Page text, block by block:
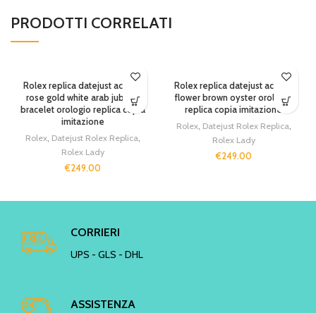
PRODOTTI CORRELATI
Rolex replica datejust acciaio
rose gold white arab jubilèè
bracelet orologio replica copia
imitazione
Rolex, Datejust Rolex Replica,
Rolex Lady
€249.00
Rolex replica datejust acciaio
flower brown oyster orologio
replica copia imitazione
Rolex, Datejust Rolex Replica,
Rolex Lady
€249.00
CORRIERI
UPS - GLS - DHL
ASSISTENZA